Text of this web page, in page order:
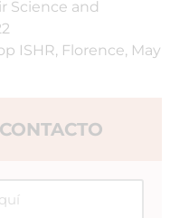
Science and
ISHR, Florence, May